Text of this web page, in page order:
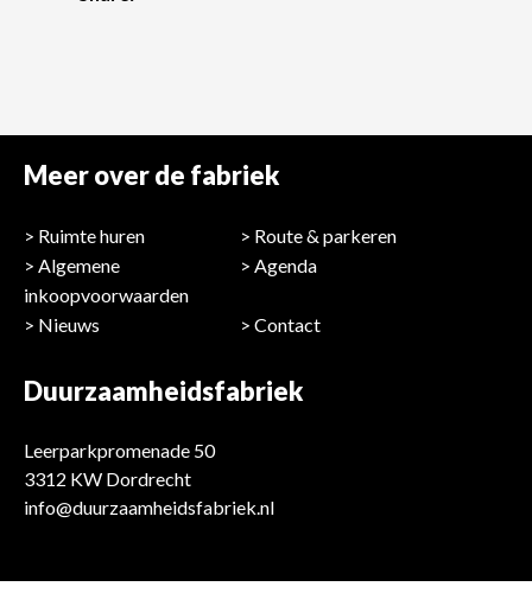
Meer over de fabriek
Ruimte huren
Route & parkeren
Algemene
inkoopvoorwaarden
Agenda
Nieuws Contact
Duurzaamheidsfabriek
Leerparkpromenade 50
3312 KW Dordrecht
info@duurzaamheidsfabriek.nl